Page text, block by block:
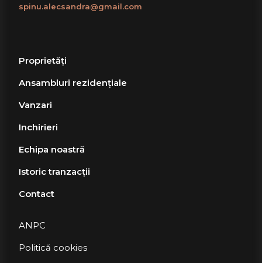
spinu.alecsandra@gmail.com
Proprietăți
Ansambluri rezidențiale
Vanzari
Inchirieri
Echipa noastră
Istoric tranzacții
Contact
ANPC
Politică cookies